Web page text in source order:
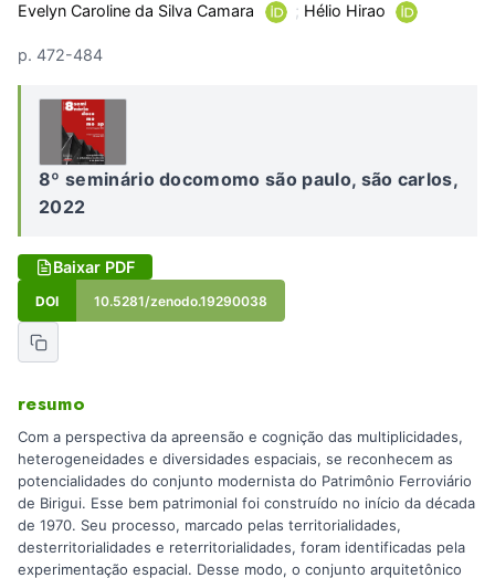
Evelyn Caroline da Silva Camara ; Hélio Hirao
p. 472-484
8º seminário docomomo são paulo, são carlos,
2022
Baixar PDF
DOI 10.5281/zenodo.19290038
resumo
Com a perspectiva da apreensão e cognição das multiplicidades,
heterogeneidades e diversidades espaciais, se reconhecem as
potencialidades do conjunto modernista do Patrimônio Ferroviário
de Birigui. Esse bem patrimonial foi construído no início da década
de 1970. Seu processo, marcado pelas territorialidades,
desterritorialidades e reterritorialidades, foram identificadas pela
experimentação espacial. Desse modo, o conjunto arquitetônico